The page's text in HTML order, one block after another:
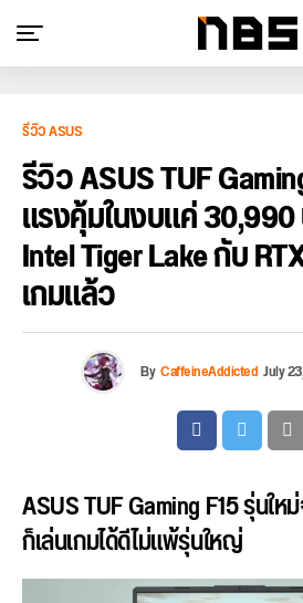
รีวิว ASUS
รีวิว ASUS TUF
แรงคุ้มในงบแค่
Intel Tiger Lake กับ
เกมแล้ว
ByCaffeineAddicted July
ASUS TUF Gaming F15 รุ่นใ
ก็เล่นเกมได้ดีไม่แพ้รุ่นใหญ่